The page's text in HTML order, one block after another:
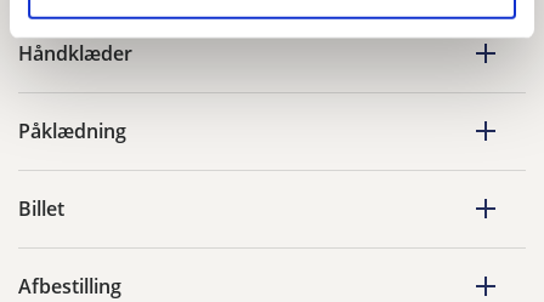
Håndklæder
Påklædning
Billet
Afbestilling